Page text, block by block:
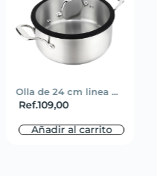
Olla de 24 cm linea ...
Ref.109,00
Añadir al carrito